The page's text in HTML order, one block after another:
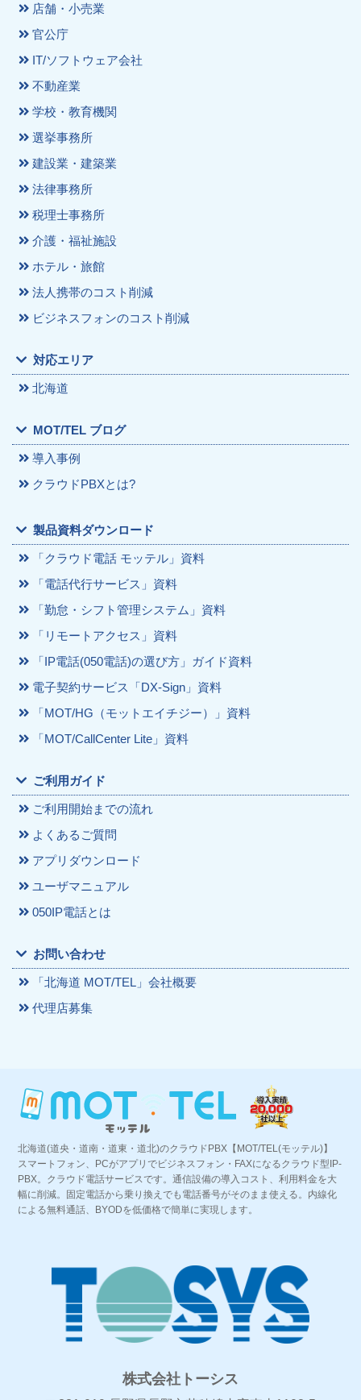
店舗・小売業
官公庁
IT/ソフトウェア会社
不動産業
学校・教育機関
選挙事務所
建設業・建築業
法律事務所
税理士事務所
介護・福祉施設
ホテル・旅館
法人携帯のコスト削減
ビジネスフォンのコスト削減
対応エリア
北海道
MOT/TEL ブログ
導入事例
クラウドPBXとは?
製品資料ダウンロード
「クラウド電話 モッテル」資料
「電話代行サービス」資料
「勤怠・シフト管理システム」資料
「リモートアクセス」資料
「IP電話(050電話)の選び方」ガイド資料
電子契約サービス「DX-Sign」資料
「MOT/HG（モットエイチジー）」資料
「MOT/CallCenter Lite」資料
ご利用ガイド
ご利用開始までの流れ
よくあるご質問
アプリダウンロード
ユーザマニュアル
050IP電話とは
お問い合わせ
「北海道 MOT/TEL」会社概要
代理店募集
北海道(道央・道南・道東・道北)のクラウドPBX【MOT/TEL(モッテル)】
スマートフォン、PCがアプリでビジネスフォン・FAXになるクラウド型IP-
PBX。クラウド電話サービスです。通信設備の導入コスト、利用料金を大
幅に削減。固定電話から乗り換えでも電話番号がそのまま使える。内線化
による無料通話、BYODを低価格で簡単に実現します。
株式会社トーシス